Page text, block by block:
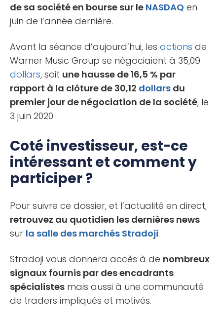
de sa société en bourse sur le NASDAQ en
juin de l’année dernière.
Avant la séance d’aujourd’hui, les actions de
Warner Music Group se négociaient à 35,09
dollars, soit une hausse de 16,5 % par
rapport à la clôture de 30,12 dollars du
premier jour de négociation de la société, le
3 juin 2020.
Coté investisseur, est-ce
intéressant et comment y
participer ?
Pour suivre ce dossier, et l’actualité en direct,
retrouvez au quotidien les dernières news
sur la salle des marchés Stradoji.
Stradoji vous donnera accès à de nombreux
signaux fournis par des encadrants
spécialistes mais aussi à une communauté
de traders impliqués et motivés.